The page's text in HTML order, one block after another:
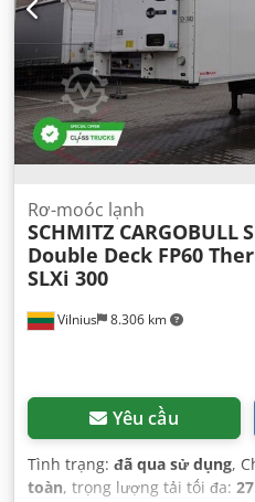
Vilnius 8.306 km
Rơ-moóc lạnh
SCHMITZ CARGOBULL
Double Deck FP60
SLXi 300
Yêu cầu
Tình trạng: đã qua sử dụng,
toàn, trọng lượng tải tối đa: